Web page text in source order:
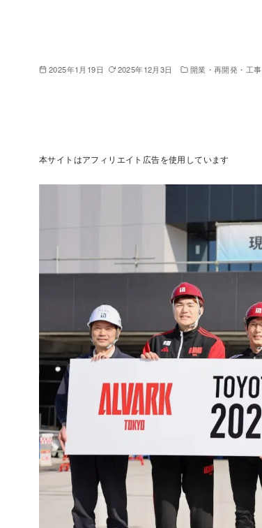
2025年1月19日 2025年12月3日 開業・再開発・工事
本サイトはアフィリエイト広告を使用しています